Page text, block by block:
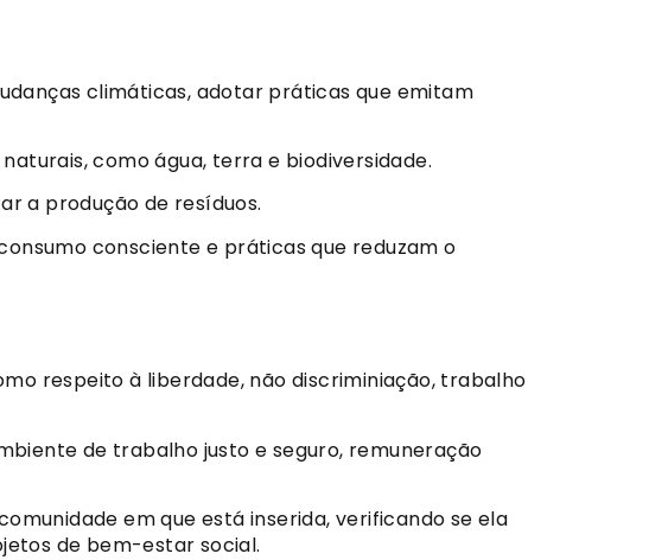
climáticas, adotar práticas que emitam
como água, terra e biodiversidade.
a produção de resíduos.
consciente e práticas que reduzam o
respeito à liberdade, não discriminiação, trabalho
de trabalho justo e seguro, remuneração
em que está inserida, verificando se ela
de bem-estar social.